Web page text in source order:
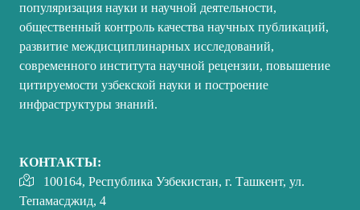
популяризация науки и научной деятельности,
общественный контроль качества научных публикаций,
развитие междисциплинарных исследований,
современного института научной рецензии, повышение
цитируемости узбекской науки и построение
инфраструктуры знаний.
КОНТАКТЫ:
100164, Республика Узбекистан, г. Ташкент, ул.
Тепамасджид, 4